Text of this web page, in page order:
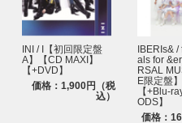
INI / I【初回限定盤
A】【CD MAXI】
【+DVD】
価格：1,900円（税
込）
IBERIs&
als for
RSAL
E限定盤
【+Blu-
ODS】
価格：